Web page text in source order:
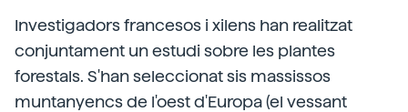
Investigadors francesos i xilens han realitzat
conjuntament un estudi sobre les plantes
forestals. S'han seleccionat sis massissos
muntanyencs de l'oest d'Europa (el vessant